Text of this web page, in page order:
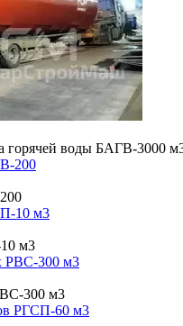
горячей воды БАГВ-3000
м3
300 м3